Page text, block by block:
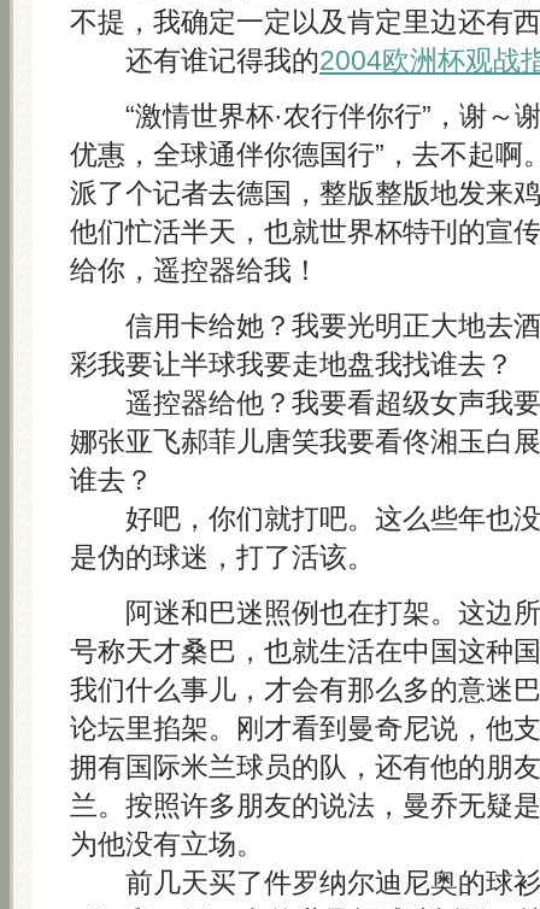
不提，我确定一定以及肯定里边还有
还有谁记得我的2004欧洲杯观战
“激情世界杯·农行伴你行”，谢～
优惠，全球通伴你德国行”，去不起啊
派了个记者去德国，整版整版地发来
他们忙活半天，也就世界杯特刊的宣
给你，遥控器给我！
信用卡给她？我要光明正大地去酒
彩我要让半球我要走地盘我找谁去？
遥控器给他？我要看超级女声我要
娜张亚飞郝菲儿唐笑我要看佟湘玉白
谁去？
好吧，你们就打吧。这么些年也没
是伪的球迷，打了活该。
阿迷和巴迷照例也在打架。这边所
号称天才桑巴，也就生活在中国这种
我们什么事儿，才会有那么多的意迷
论坛里掐架。刚才看到曼奇尼说，他
拥有国际米兰球员的队，还有他的朋
兰。按照许多朋友的说法，曼乔无疑
为他没有立场。
前几天买了件罗纳尔迪尼奥的球衫